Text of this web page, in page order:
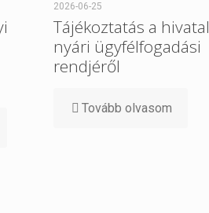
2026-06-25
Tájékoztatás a hivatal
nyári ügyfélfogadási
rendjéről
Tovább olvasom